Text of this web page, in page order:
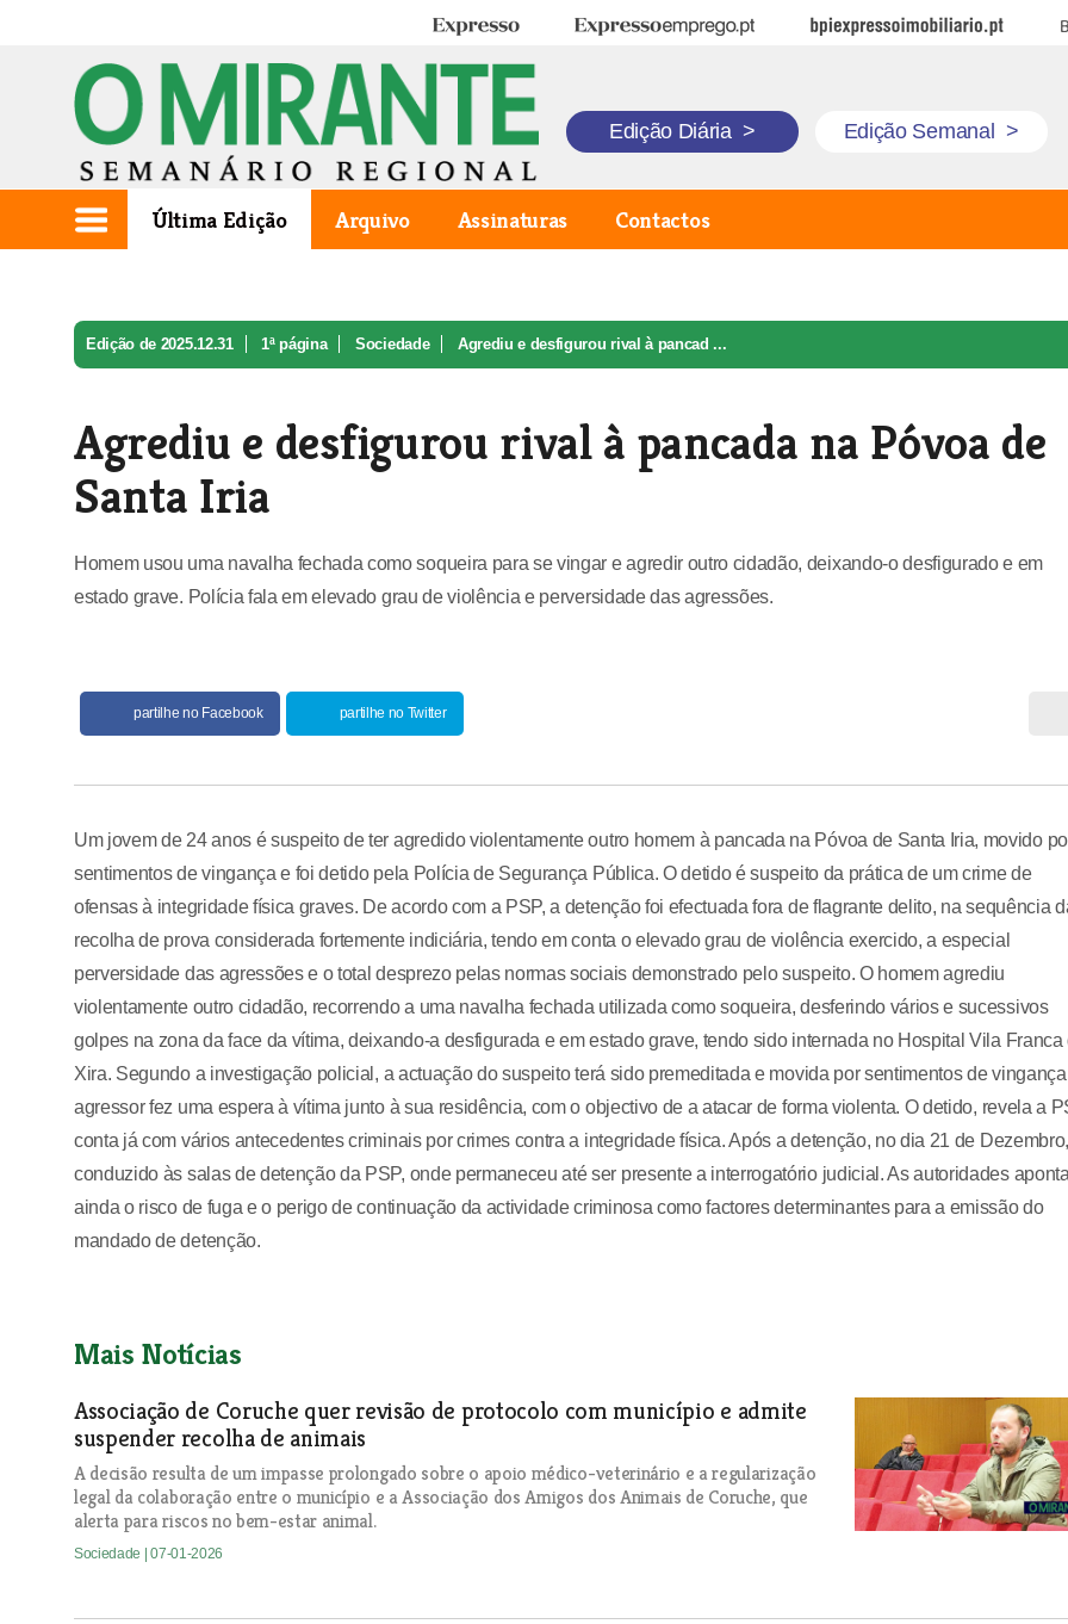
Expresso Expresso Emprego BPI Expresso Imobiliário
Edição Diária > Edição Semanal >
Última Edição Arquivo Assinaturas Contactos
Edição de 2025.12.31 1ª página Sociedade Agrediu e desfigurou rival à pancad ...
Agrediu e desfigurou rival à pancada na Póvoa de
Santa Iria
Homem usou uma navalha fechada como soqueira para se vingar e agredir outro cidadão, deixando-o desfigurado e em
estado grave. Polícia fala em elevado grau de violência e perversidade das agressões.
partilhe no Facebook partilhe no Twitter
Um jovem de 24 anos é suspeito de ter agredido violentamente outro homem à pancada na Póvoa de Santa Iria, movido
sentimentos de vingança e foi detido pela Polícia de Segurança Pública. O detido é suspeito da prática de um crime de
ofensas à integridade física graves. De acordo com a PSP, a detenção foi efectuada fora de flagrante delito, na sequência
recolha de prova considerada fortemente indiciária, tendo em conta o elevado grau de violência exercido, a especial
perversidade das agressões e o total desprezo pelas normas sociais demonstrado pelo suspeito. O homem agrediu
violentamente outro cidadão, recorrendo a uma navalha fechada utilizada como soqueira, desferindo vários e sucessivos
golpes na zona da face da vítima, deixando-a desfigurada e em estado grave, tendo sido internada no Hospital Vila Franca
Xira. Segundo a investigação policial, a actuação do suspeito terá sido premeditada e movida por sentimentos de
agressor fez uma espera à vítima junto à sua residência, com o objectivo de a atacar de forma violenta. O detido, revela a
conta já com vários antecedentes criminais por crimes contra a integridade física. Após a detenção, no dia 21 de
conduzido às salas de detenção da PSP, onde permaneceu até ser presente a interrogatório judicial. As autoridades
ainda o risco de fuga e o perigo de continuação da actividade criminosa como factores determinantes para a emissão do
mandado de detenção.
Mais Notícias
Associação de Coruche quer revisão de protocolo com município e admite
suspender recolha de animais
A decisão resulta de um impasse prolongado sobre o apoio médico-veterinário e a regularização
legal da colaboração entre o município e a Associação dos Amigos dos Animais de Coruche, que
alerta para riscos no bem-estar animal.
Sociedade | 07-01-2026